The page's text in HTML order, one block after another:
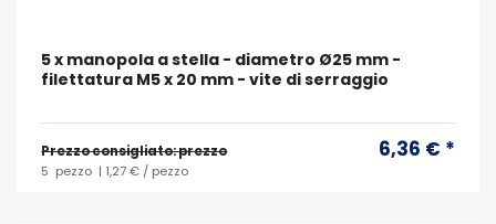
5 x manopola a stella - diametro Ø25 mm -
filettatura M5 x 20 mm - vite di serraggio
Prezzo consigliato: prezzo 6,36 € *
5 pezzo | 1,27 € / pezzo